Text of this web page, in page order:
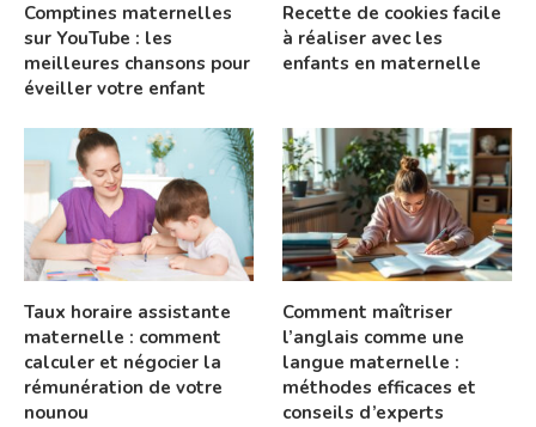
Comptines maternelles
sur YouTube : les
meilleures chansons pour
éveiller votre enfant
Recette de cookies facile
à réaliser avec les
enfants en maternelle
Taux horaire assistante
maternelle : comment
calculer et négocier la
rémunération de votre
nounou
Comment maîtriser
l’anglais comme une
langue maternelle :
méthodes efficaces et
conseils d’experts